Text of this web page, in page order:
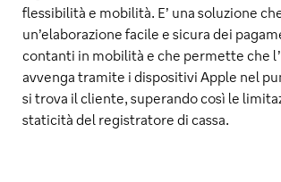
flessibilità e mobilità. E’ una soluzione
un’elaborazione facile e sicura dei
contanti in mobilità e che permette che
avvenga tramite i dispositivi Apple nel
si trova il cliente, superando così le
staticità del registratore di cassa.